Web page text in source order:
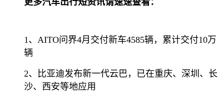
更多汽车出行短资讯请速速查看：
1、AITO问界4月交付新车4585辆，累计交付10万
辆
2、比亚迪发布新一代云巴，已在重庆、深圳、长
沙、西安等地应用